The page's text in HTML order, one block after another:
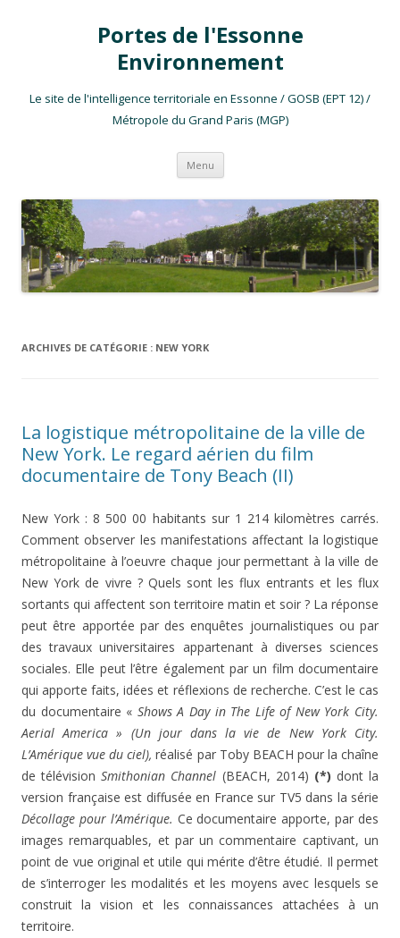
Portes de l'Essonne
Environnement
Le site de l'intelligence territoriale en Essonne / GOSB (EPT 12) /
Métropole du Grand Paris (MGP)
Menu Aller au contenu
ARCHIVES DE CATÉGORIE : NEW YORK
La logistique métropolitaine de la ville de
New York. Le regard aérien du film
documentaire de Tony Beach (II)
New York : 8 500 00 habitants sur 1 214 kilomètres carrés.
Comment observer les manifestations affectant la logistique
métropolitaine à l’oeuvre chaque jour permettant à la ville de
New York de vivre ? Quels sont les flux entrants et les flux
sortants qui affectent son territoire matin et soir ? La réponse
peut être apportée par des enquêtes journalistiques ou par
des travaux universitaires appartenant à diverses sciences
sociales. Elle peut l’être également par un film documentaire
qui apporte faits, idées et réflexions de recherche. C’est le cas
du documentaire « Shows A Day in The Life of New York City.
Aerial America » (Un jour dans la vie de New York City.
L’Amérique vue du ciel),réalisé par Toby BEACH pour la chaîne
de télévisionSmithonian Channel (BEACH, 2014) (*) dont la
version française est diffusée en France sur TV5 dans la série
Décollage pour l’Amérique. Ce documentaire apporte, par des
images remarquables, et par un commentaire captivant, un
point de vue original et utile qui mérite d’être étudié. Il permet
de s’interroger les modalités et les moyens avec lesquels se
construit la vision et les connaissances attachées à un
territoire.